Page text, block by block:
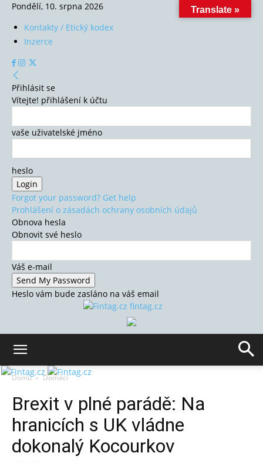
Pondělí, 10. srpna 2026
Kontakty / Etický kodex
Inzerce
Přihlásit se
Vítejte! přihlášení k účtu
vaše uživatelské jméno
heslo
Forgot your password? Get help
Prohlášení o zásadách ochrany osobních údajů
Obnova hesla
Obnovit své heslo
Váš e-mail
Heslo vám bude zasláno na váš email
fintag.cz
Domů Domácí
Brexit v plné parádě: Na
hranicích s UK vládne
dokonalý Kocourkov
Translate »